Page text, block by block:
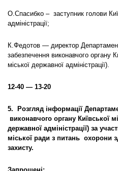
О.Спасибко – заступник голови
адміністрації;
К.Федотов — директор
забезпечення виконавчого органу
міської державної адміністрації).
12-40 — 13-20
5. Розгляд інформації
виконавчого органу Київської
державної адміністрації) за
міської ради з питань охорони
захисту.